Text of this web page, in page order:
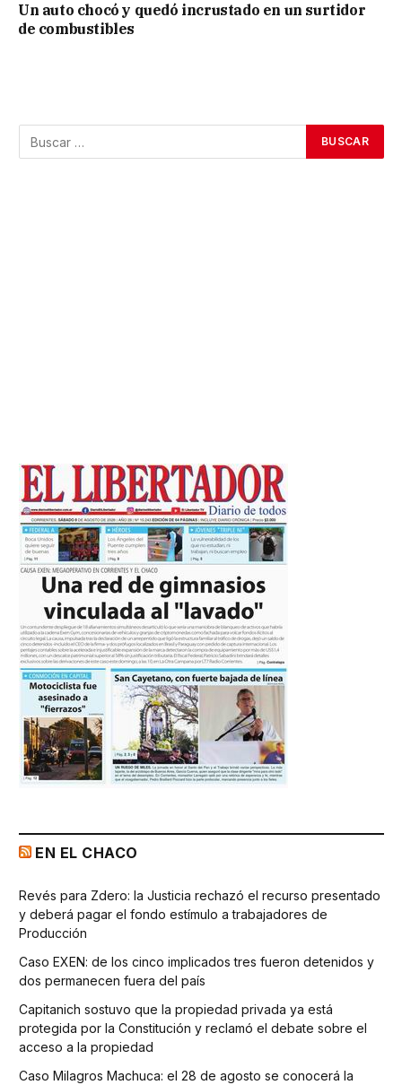
Un auto chocó y quedó incrustado en un surtidor
de combustibles
EN EL CHACO
Revés para Zdero: la Justicia rechazó el recurso presentado
y deberá pagar el fondo estímulo a trabajadores de
Producción
Caso EXEN: de los cinco implicados tres fueron detenidos y
dos permanecen fuera del país
Capitanich sostuvo que la propiedad privada ya está
protegida por la Constitución y reclamó el debate sobre el
acceso a la propiedad
Caso Milagros Machuca: el 28 de agosto se conocerá la